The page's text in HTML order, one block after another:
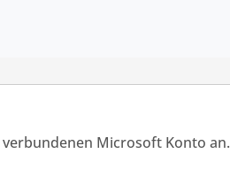
verbundenen Microsoft Konto an.